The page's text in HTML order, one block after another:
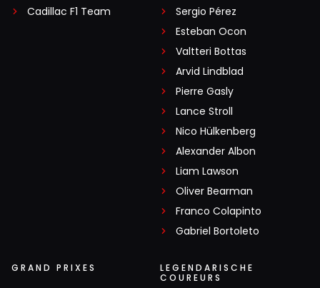
Cadillac F1 Team
Sergio Pérez
Esteban Ocon
Valtteri Bottas
Arvid Lindblad
Pierre Gasly
Lance Stroll
Nico Hülkenberg
Alexander Albon
Liam Lawson
Oliver Bearman
Franco Colapinto
Gabriel Bortoleto
GRAND PRIXES
LEGENDARISCHE
COUREURS